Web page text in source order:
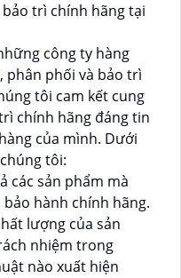
trì chính hãng tại
công ty hàng
phân phối và bảo trì
tôi cam kết cung
chính hãng đáng tin
của mình. Dưới
tôi:
các sản phẩm mà
hành chính hãng.
lượng của sản
nhiệm trong
nào xuất hiện